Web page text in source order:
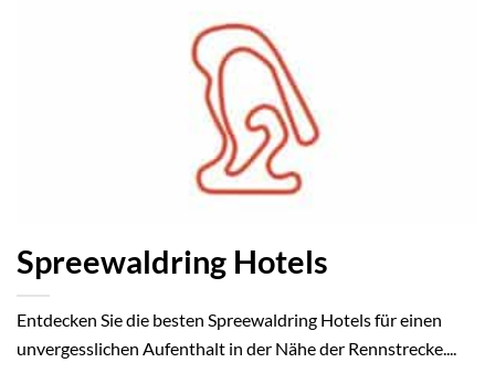
Spreewaldring Hotels
Entdecken Sie die besten Spreewaldring Hotels für einen
unvergesslichen Aufenthalt in der Nähe der Rennstrecke....